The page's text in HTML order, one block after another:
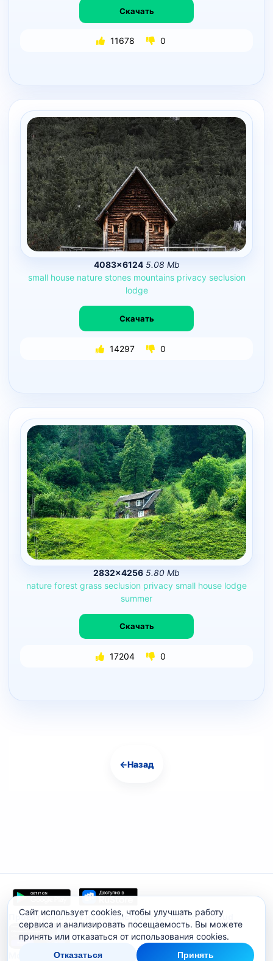
Скачать
11678 0
4083×6124 5.08 Mb
small house nature stones mountains privacy seclusion
lodge
Скачать
14297 0
2832×4256 5.80 Mb
nature forest grass seclusion privacy small house lodge
summer
Скачать
17204 0
Навигация
←Назад
Проект работает на инфраструктуре timeweb.cloud
Мобильное приложение
Сайт использует cookies, чтобы улучшать работу
сервиса и анализировать посещаемость. Вы можете
принять или отказаться от использования cookies.
Отказаться Принять